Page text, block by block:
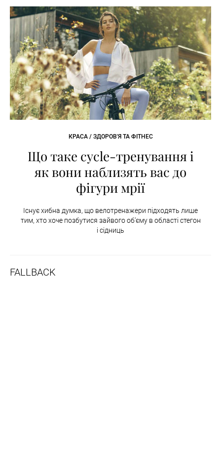
КРАСА / ЗДОРОВ'Я ТА ФІТНЕС
Що таке cycle-тренування і
як вони наблизять вас до
фігури мрії
Існує хибна думка, що велотренажери підходять лише
тим, хто хоче позбутися зайвого об’єму в області стегон
і сідниць
FALLBACK